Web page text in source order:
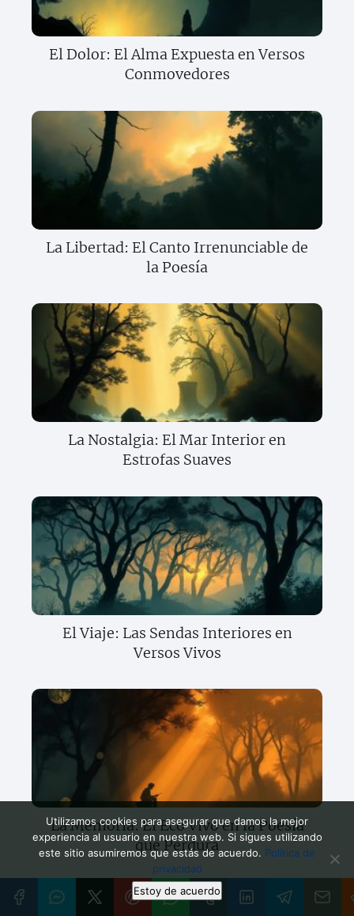
El Dolor: El Alma Expuesta en Versos
Conmovedores
La Libertad: El Canto Irrenunciable de
la Poesía
La Nostalgia: El Mar Interior en
Estrofas Suaves
El Viaje: Las Sendas Interiores en
Versos Vivos
La Memoria: El Eco Vivo en la Poesía
que Perdura
Utilizamos cookies para asegurar que damos la mejor
experiencia al usuario en nuestra web. Si sigues utilizando
este sitio asumiremos que estás de acuerdo. Política de
privacidad
Estoy de acuerdo